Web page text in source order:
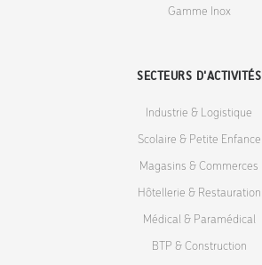
Gamme Inox
SECTEURS D'ACTIVITÉS
Industrie & Logistique
Scolaire & Petite Enfance
Magasins & Commerces
Hôtellerie & Restauration
Médical & Paramédical
BTP & Construction